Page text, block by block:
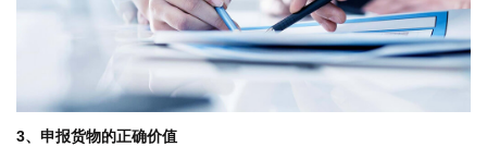
3、申报货物的正确价值